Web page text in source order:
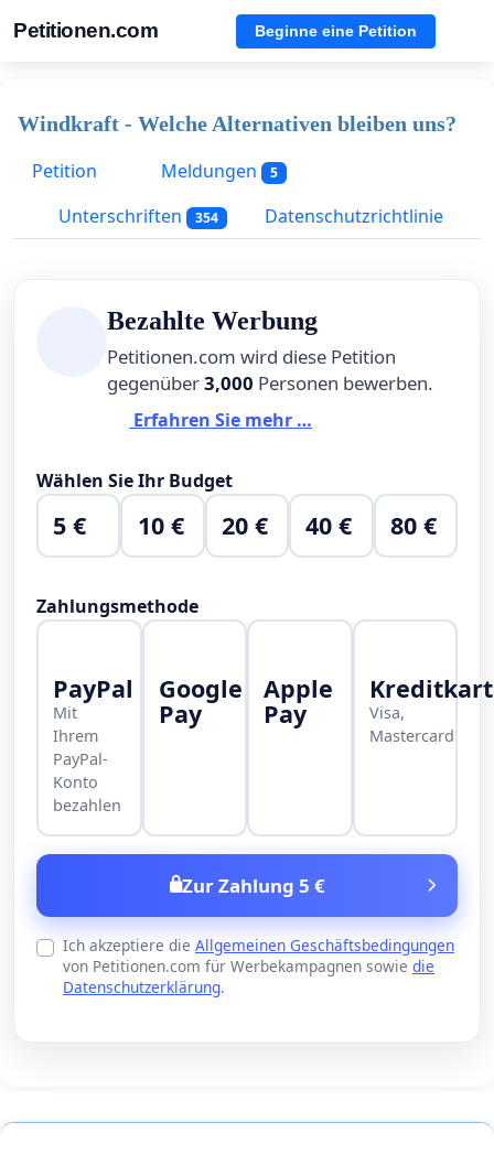
Petitionen.com Beginne eine Petition
Windkraft - Welche Alternativen bleiben uns?
Petition
Meldungen 5
Unterschriften 354 Datenschutzrichtlinie
Bezahlte Werbung
Petitionen.com wird diese Petition
gegenüber3,000 Personen bewerben.
Erfahren Sie mehr …
Wählen Sie Ihr Budget
5 € 10 € 20 € 40 € 80 €
Zahlungsmethode
PayPal
Mit
Ihrem
PayPal-
Konto
bezahlen
Google
Pay
Apple
Pay
Visa,
Mastercard
Zur Zahlung 5 €
Ich akzeptiere die Allgemeinen Geschäftsbedingungen
von Petitionen.com für Werbekampagnen sowie die
Datenschutzerklärung.